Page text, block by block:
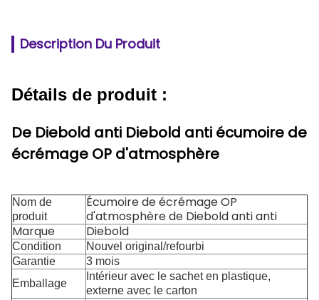
Description Du Produit
Détails de produit :
De Diebold anti Diebold anti écumoire de
écrémage OP d'atmosphère
Nom de
produit
Écumoire de écrémage OP
d'atmosphère de Diebold anti anti
Marque
Diebold
Condition
Nouvel original/refourbi
Garantie
3 mois
Emballage
Intérieur avec le sachet en plastique,
externe avec le carton